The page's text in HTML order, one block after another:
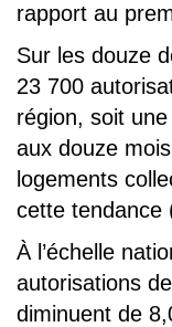
rapport au
Sur les douze
23 700
région, soit
aux douze
logements
cette tendance
À l’échelle
autorisations
diminuent de